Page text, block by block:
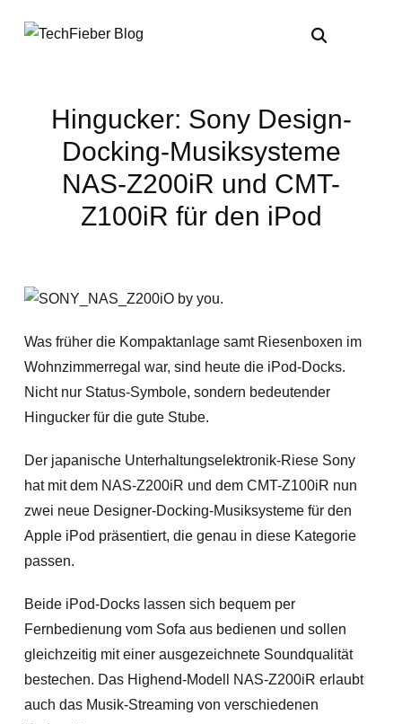
Hingucker: Sony Design-
Docking-Musiksysteme
NAS-Z200iR und CMT-
Z100iR für den iPod
Was früher die Kompaktanlage samt Riesenboxen im
Wohnzimmerregal war, sind heute die iPod-Docks.
Nicht nur Status-Symbole, sondern bedeutender
Hingucker für die gute Stube.
Der japanische Unterhaltungselektronik-Riese Sony
hat mit dem NAS-Z200iR und dem CMT-Z100iR nun
zwei neue Designer-Docking-Musiksysteme für den
Apple iPod präsentiert, die genau in diese Kategorie
passen.
Beide iPod-Docks lassen sich bequem per
Fernbedienung vom Sofa aus bedienen und sollen
gleichzeitig mit einer ausgezeichnete Soundqualität
bestechen. Das Highend-Modell NAS-Z200iR erlaubt
auch das Musik-Streaming von verschiedenen